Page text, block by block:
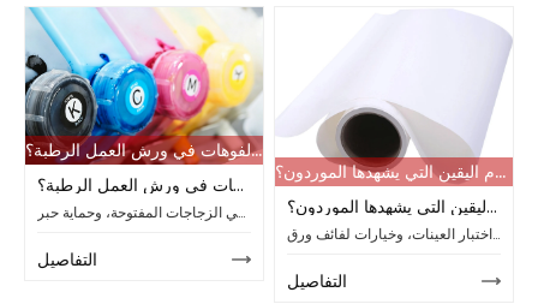
هل يمكن أن يقلل التخزين السليم لأحبار التسامي من انسداد الفوهات في ورش العمل الرطبة؟
هل يمكن أن يقلل التخزين السليم لأحبار التسامي من انسداد الفوهات في ورش العمل الرطبة؟
إدارة تخزين أحبار التسامي في ورش العمل الرطبة لتقليل انسداد الفوهات، والتحكم في الزجاجات المفتوحة، وحماية حبر CMYK، ودعم إنتاج طباعة مستقر.
التفاصيل
كيف يمكن للمشترين الحفاظ على استقرار إمدادات ورق التسامي بعد حالة عدم اليقين التي يشهدها الموردون؟
كيف يمكن للمشترين الحفاظ على استقرار إمدادات ورق التسامي بعد حالة عدم اليقين التي يشهدها الموردون؟
تعرف على كيفية إدارة المشترين لعدم اليقين بشأن موردي ورق التسامي من خلال عمليات فحص المخزون، ومطابقة المواصفات، واختبار العينات، وخيارات لفائف ورق Changfa Digital.
التفاصيل